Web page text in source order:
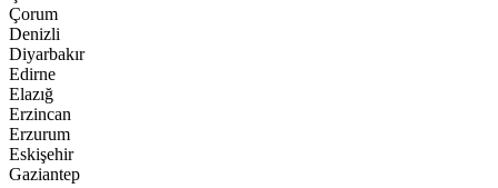
Çorum
Denizli
Diyarbakır
Edirne
Elazığ
Erzincan
Erzurum
Eskişehir
Gaziantep